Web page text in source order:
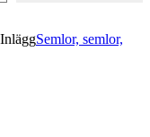
Semlor, semlor,